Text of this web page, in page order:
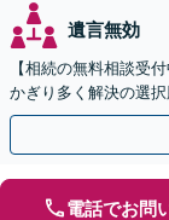
遺言無効
【相続の無料相談受
かぎり多く解決の選
電話でお問